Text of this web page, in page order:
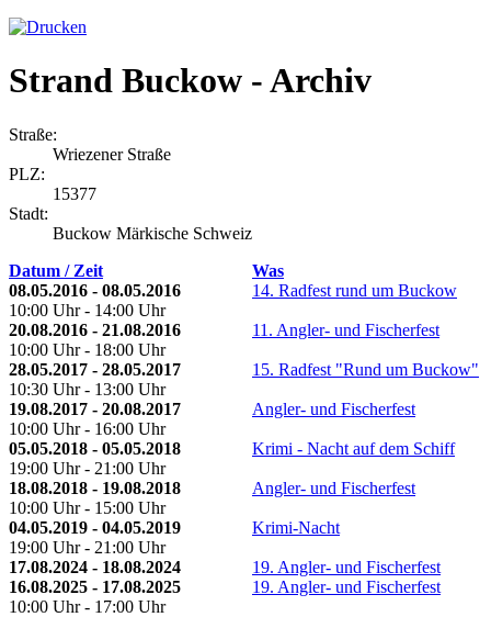
Strand Buckow - Archiv
Straße:
Wriezener Straße
PLZ:
15377
Stadt:
Buckow Märkische Schweiz
Datum / Zeit
Was
08.05.2016 - 08.05.2016
10:00 Uhr - 14:00 Uhr
14. Radfest rund um Buckow
20.08.2016 - 21.08.2016
10:00 Uhr - 18:00 Uhr
11. Angler- und Fischerfest
28.05.2017 - 28.05.2017
10:30 Uhr - 13:00 Uhr
15. Radfest "Rund um Buckow"
19.08.2017 - 20.08.2017
10:00 Uhr - 16:00 Uhr
Angler- und Fischerfest
05.05.2018 - 05.05.2018
19:00 Uhr - 21:00 Uhr
Krimi - Nacht auf dem Schiff
18.08.2018 - 19.08.2018
10:00 Uhr - 15:00 Uhr
Angler- und Fischerfest
04.05.2019 - 04.05.2019
19:00 Uhr - 21:00 Uhr
Krimi-Nacht
17.08.2024 - 18.08.2024
19. Angler- und Fischerfest
16.08.2025 - 17.08.2025
10:00 Uhr - 17:00 Uhr
19. Angler- und Fischerfest